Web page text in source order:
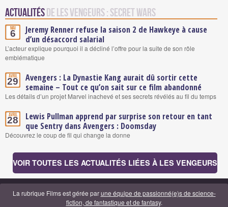
Actualités de Les Vengeurs : Secret Wars
Mai
6
Jeremy Renner refuse la saison 2 de Hawkeye à cause
d’un désaccord salarial
L’acteur explique pourquoi il a décliné l’offre pour la suite de son rôle
emblématique
Avril
29
Avengers : La Dynastie Kang aurait dû sortir cette
semaine – Tout ce qu’on sait sur ce film abandonné
Les détails d’un projet Marvel inachevé et ses secrets révélés au fil du temps
Avril
28
Lewis Pullman apprend par surprise son retour en tant
que Sentry dans Avengers : Doomsday
Découvrez le coup de fil qui change la donne
VOIR TOUTES LES ACTUALITÉS LIÉES À LES VENGEURS
La rubrique Films est gérée parune équipe de passionné(e)s de science-
fiction, de fantastique et de fantasy.